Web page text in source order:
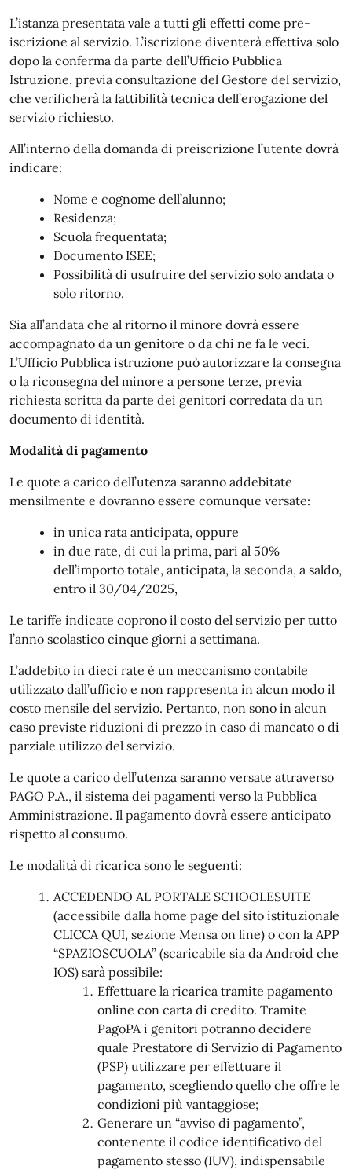
L’istanza presentata vale a tutti gli effetti come pre-
iscrizione al servizio. L’iscrizione diventerà effettiva solo
dopo la conferma da parte dell’Ufficio Pubblica
Istruzione, previa consultazione del Gestore del servizio,
che verificherà la fattibilità tecnica dell’erogazione del
servizio richiesto.
All’interno della domanda di preiscrizione l’utente dovrà
indicare:
Nome e cognome dell’alunno;
Residenza;
Scuola frequentata;
Documento ISEE;
Possibilità di usufruire del servizio solo andata o
solo ritorno.
Sia all’andata che al ritorno il minore dovrà essere
accompagnato da un genitore o da chi ne fa le veci.
L’Ufficio Pubblica istruzione può autorizzare la consegna
o la riconsegna del minore a persone terze, previa
richiesta scritta da parte dei genitori corredata da un
documento di identità.
Modalità di pagamento
Le quote a carico dell’utenza saranno addebitate
mensilmente e dovranno essere comunque versate:
in unica rata anticipata, oppure
in due rate, di cui la prima, pari al 50%
dell’importo totale, anticipata, la seconda, a saldo,
entro il 30/04/2025,
Le tariffe indicate coprono il costo del servizio per tutto
l’anno scolastico cinque giorni a settimana.
L’addebito in dieci rate è un meccanismo contabile
utilizzato dall’ufficio e non rappresenta in alcun modo il
costo mensile del servizio. Pertanto, non sono in alcun
caso previste riduzioni di prezzo in caso di mancato o di
parziale utilizzo del servizio.
Le quote a carico dell’utenza saranno versate attraverso
PAGO P.A., il sistema dei pagamenti verso la Pubblica
Amministrazione. Il pagamento dovrà essere anticipato
rispetto al consumo.
Le modalità di ricarica sono le seguenti:
ACCEDENDO AL PORTALE SCHOOLESUITE
(accessibile dalla home page del sito istituzionale
CLICCA QUI, sezione Mensa on line) o con la APP
“SPAZIOSCUOLA” (scaricabile sia da Android che
IOS) sarà possibile:
Effettuare la ricarica tramite pagamento
online con carta di credito. Tramite
PagoPA i genitori potranno decidere
quale Prestatore di Servizio di Pagamento
(PSP) utilizzare per effettuare il
pagamento, scegliendo quello che offre le
condizioni più vantaggiose;
Generare un “avviso di pagamento”,
contenente il codice identificativo del
pagamento stesso (IUV), indispensabile